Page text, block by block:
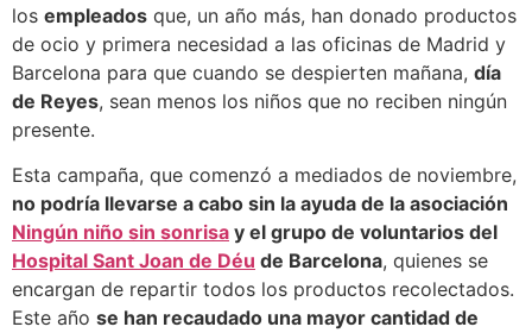
los empleados que, un año más, han donado productos
de ocio y primera necesidad a las oficinas de Madrid y
Barcelona para que cuando se despierten mañana, día
de Reyes, sean menos los niños que no reciben ningún
presente.
Esta campaña, que comenzó a mediados de noviembre,
no podría llevarse a cabo sin la ayuda de la asociación
Ningún niño sin sonrisa y el grupo de voluntarios del
Hospital Sant Joan de Déu de Barcelona, quienes se
encargan de repartir todos los productos recolectados.
Este año se han recaudado una mayor cantidad de